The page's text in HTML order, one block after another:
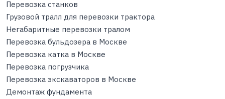
Перевозка станков
Грузовой тралл для перевозки трактора
Негабаритные перевозки тралом
Перевозка бульдозера в Москве
Перевозка катка в Москве
Перевозка погрузчика
Перевозка экскаваторов в Москве
Демонтаж фундамента